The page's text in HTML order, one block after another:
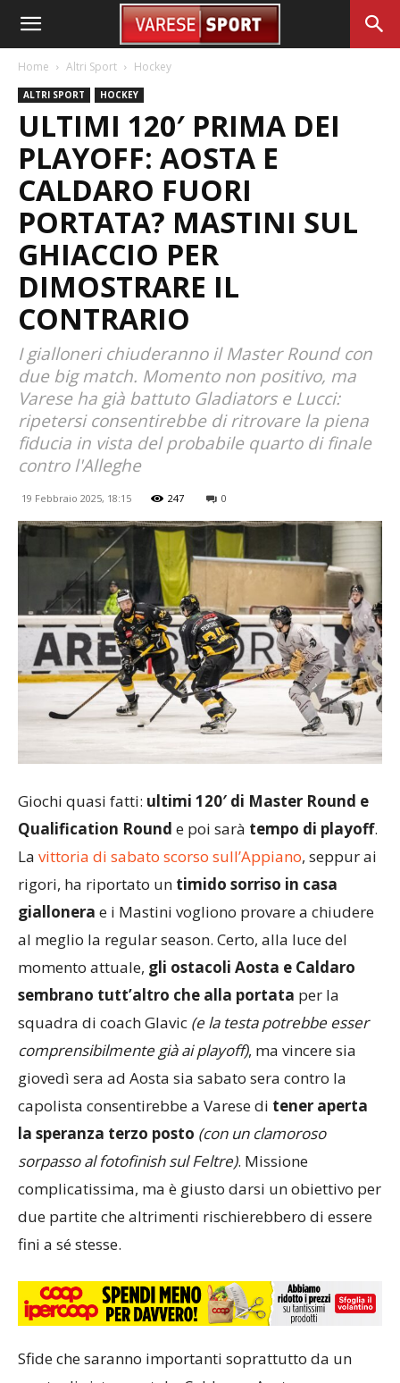
Home Altri Sport Hockey
ALTRI SPORT HOCKEY
ULTIMI 120′ PRIMA DEI
PLAYOFF: AOSTA E
CALDARO FUORI
PORTATA? MASTINI SUL
GHIACCIO PER
DIMOSTRARE IL
CONTRARIO
I gialloneri chiuderanno il Master Round con
due big match. Momento non positivo, ma
Varese ha già battuto Gladiators e Lucci:
ripetersi consentirebbe di ritrovare la piena
fiducia in vista del probabile quarto di finale
contro l'Alleghe
19 Febbraio 2025, 18:15 247 0
Giochi quasi fatti: ultimi 120′ di Master Round e
Qualification Round e poi sarà tempo di playoff.
La vittoria di sabato scorso sull’Appiano, seppur ai
rigori, ha riportato un timido sorriso in casa
giallonera e i Mastini vogliono provare a chiudere
al meglio la regular season. Certo, alla luce del
momento attuale, gli ostacoli Aosta e Caldaro
sembrano tutt’altro che alla portata per la
squadra di coach Glavic (e la testa potrebbe esser
comprensibilmente già ai playoff), ma vincere sia
giovedì sera ad Aosta sia sabato sera contro la
capolista consentirebbe a Varese di tener aperta
la speranza terzo posto (con un clamoroso
sorpasso al fotofinish sul Feltre). Missione
complicatissima, ma è giusto darsi un obiettivo per
due partite che altrimenti rischierebbero di essere
fini a sé stesse.